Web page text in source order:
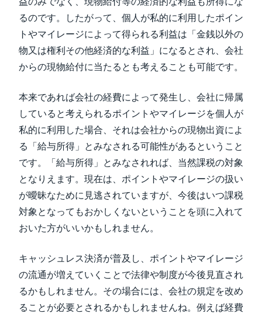
るのです。したがって、個人が私的に利用したポイン
トやマイレージによって得られる利益は「金銭以外の
物又は権利その他経済的な利益」になるとされ、会社
からの現物給付に当たるとも考えることも可能です。
本来であれば会社の経費によって発生し、会社に帰属
していると考えられるポイントやマイレージを個人が
私的に利用した場合、それは会社からの現物出資によ
る「給与所得」とみなされる可能性があるということ
です。「給与所得」とみなされれば、当然課税の対象
となりえます。現在は、ポイントやマイレージの扱い
が曖昧なために見逃されていますが、今後はいつ課税
対象となってもおかしくないということを頭に入れて
おいた方がいいかもしれません。
キャッシュレス決済が普及し、ポイントやマイレージ
の流通が増えていくことで法律や制度が今後見直され
るかもしれません。その場合には、会社の規定を改め
ることが必要とされるかもしれませんね。例えば経費